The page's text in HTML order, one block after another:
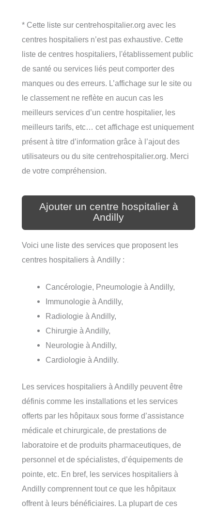
* Cette liste sur centrehospitalier.org avec les
centres hospitaliers n’est pas exhaustive. Cette
liste de centres hospitaliers, l'établissement public
de santé ou services liés peut comporter des
manques ou des erreurs. L’affichage sur le site ou
le classement ne reflète en aucun cas les
meilleurs services d’un centre hospitalier, les
meilleurs tarifs, etc… cet affichage est uniquement
présent à titre d’information grâce à l’ajout des
utilisateurs ou du site centrehospitalier.org. Merci
de votre compréhension.
Ajouter un centre hospitalier à
Andilly
Voici une liste des services que proposent les
centres hospitaliers à Andilly :
Cancérologie, Pneumologie à Andilly,
Immunologie à Andilly,
Radiologie à Andilly,
Chirurgie à Andilly,
Neurologie à Andilly,
Cardiologie à Andilly.
Les services hospitaliers à Andilly peuvent être
définis comme les installations et les services
offerts par les hôpitaux sous forme d’assistance
médicale et chirurgicale, de prestations de
laboratoire et de produits pharmaceutiques, de
personnel et de spécialistes, d’équipements de
pointe, etc. En bref, les services hospitaliers à
Andilly comprennent tout ce que les hôpitaux
offrent à leurs bénéficiaires. La plupart de ces